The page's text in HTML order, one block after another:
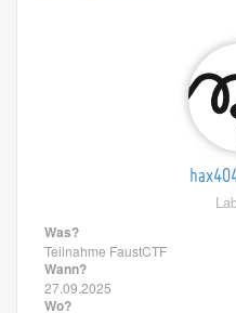
Was?
Teilnahme FaustCTF
Wann?
27.09.2025
Wo?